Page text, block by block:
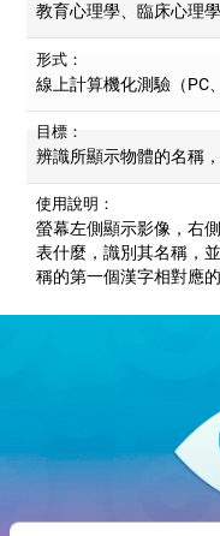
教育心理學、臨床心理
形式：
線上計算機化測驗（PC
目標：
辨識所顯示物體的名稱
使用說明：
螢幕左側顯示影像，右
表什麼，識別其名稱，
稱的第一個漢字相對應的